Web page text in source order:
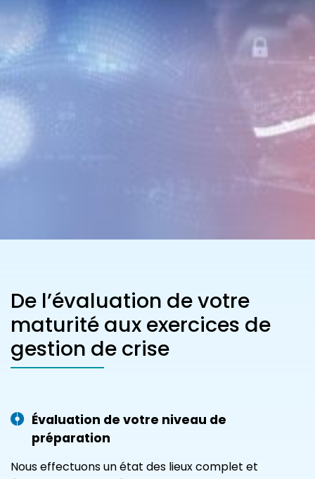
De l’évaluation de votre
maturité aux exercices de
gestion de crise
Évaluation de votre niveau de
préparation
Nous effectuons un état des lieux complet et